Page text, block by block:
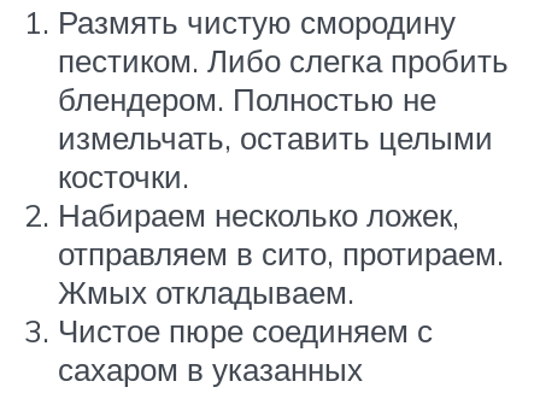
Размять чистую смородину
пестиком. Либо слегка пробить
блендером. Полностью не
измельчать, оставить целыми
косточки.
Набираем несколько ложек,
отправляем в сито, протираем.
Жмых откладываем.
Чистое пюре соединяем с
сахаром в указанных